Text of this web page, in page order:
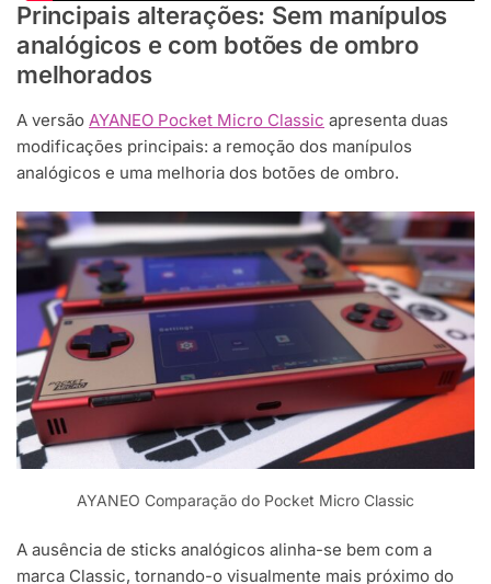
Principais alterações: Sem manípulos
analógicos e com botões de ombro
melhorados
A versão AYANEO Pocket Micro Classic apresenta duas
modificações principais: a remoção dos manípulos
analógicos e uma melhoria dos botões de ombro.
AYANEO Comparação do Pocket Micro Classic
A ausência de sticks analógicos alinha-se bem com a
marca Classic, tornando-o visualmente mais próximo do